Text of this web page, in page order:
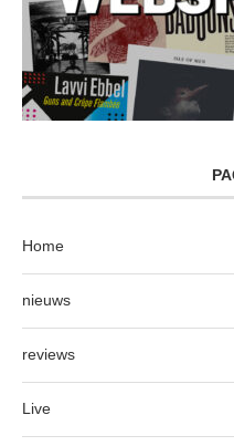
Home
nieuws
reviews
Live